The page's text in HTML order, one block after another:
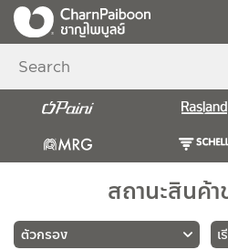
สถานะสินค้